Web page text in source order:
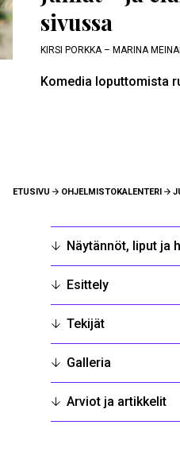
sivussa
KIRSI PORKKA – MARINA
Komedia loputtomista
MURUPOLKU
ETUSIVU OHJELMISTOKALENTERI
Näytännöt, liput ja
Esittely
Tekijät
Galleria
Arviot ja artikkelit